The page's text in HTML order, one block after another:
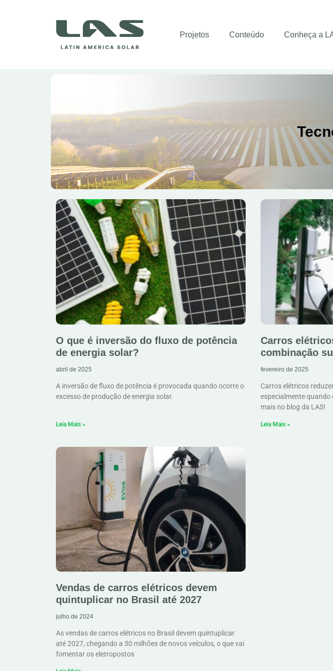
Projetos Conteúdo Conheça a
O que é inversão do fluxo de potência
de energia solar?
abril de 2025
A inversão de fluxo de potência é provocada quando ocorre o
excesso de produção de energia solar.
Leia Mais »
Carros
combinação
fevereiro de 2025
Carros elétricos
especialmente quando
mais no blog da LAS!
Leia Mais »
Vendas de carros elétricos devem
quintuplicar no Brasil até 2027
julho de 2024
As vendas de carros elétricos no Brasil devem quintuplicar
até 2027, chegando a 30 milhões de novos veículos, o que vai
fomentar os eletropostos